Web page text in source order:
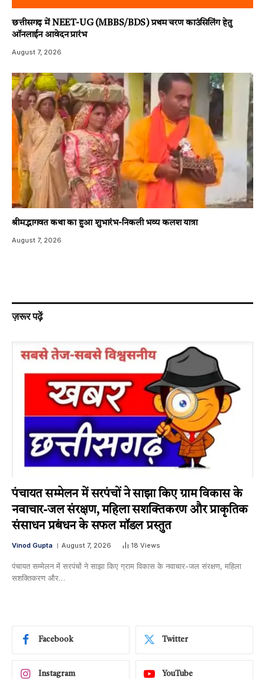
छत्तीसगढ़ में NEET-UG (MBBS/BDS) प्रथम चरण काउंसिलिंग हेतु
ऑनलाईन आवेदन प्रारंभ
August 7, 2026
श्रीमद्भागवत कथा का हुआ शुभारंभ-निकली भव्य कलश यात्रा
August 7, 2026
ज़रूर पढ़ें
पंचायत सम्मेलन में सरपंचों ने साझा किए ग्राम विकास के
नवाचार-जल संरक्षण, महिला सशक्तिकरण और प्राकृतिक
संसाधन प्रबंधन के सफल मॉडल प्रस्तुत
Vinod Gupta August 7, 2026 18 Views
पंचायत सम्मेलन में सरपंचों ने साझा किए ग्राम विकास के नवाचार-जल संरक्षण, महिला
सशक्तिकरण और…
Facebook Twitter
Instagram YouTube